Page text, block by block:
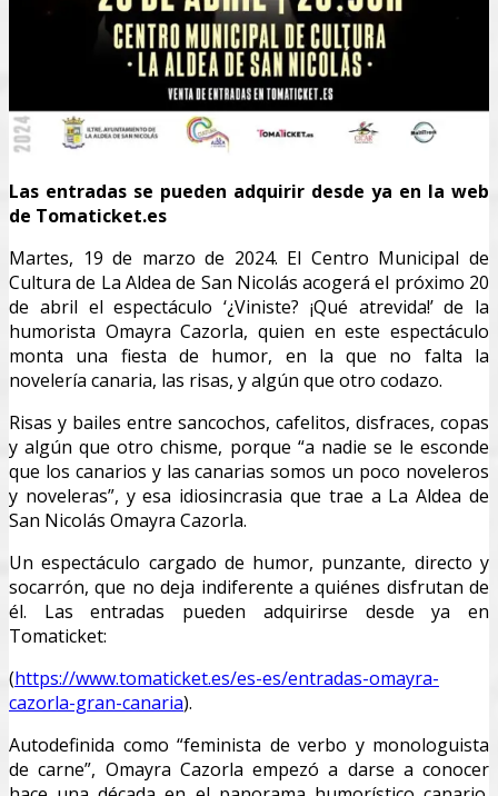
Las entradas se pueden adquirir desde ya en la web
de Tomaticket.es
Martes, 19 de marzo de 2024. El Centro Municipal de
Cultura de La Aldea de San Nicolás acogerá el próximo 20
de abril el espectáculo ‘¿Viniste? ¡Qué atrevida!’ de la
humorista Omayra Cazorla, quien en este espectáculo
monta una fiesta de humor, en la que no falta la
novelería canaria, las risas, y algún que otro codazo.
Risas y bailes entre sancochos, cafelitos, disfraces, copas
y algún que otro chisme, porque “a nadie se le esconde
que los canarios y las canarias somos un poco noveleros
y noveleras”, y esa idiosincrasia que trae a La Aldea de
San Nicolás Omayra Cazorla.
Un espectáculo cargado de humor, punzante, directo y
socarrón, que no deja indiferente a quiénes disfrutan de
él. Las entradas pueden adquirirse desde ya en
Tomaticket:
(https://www.tomaticket.es/es-es/entradas-omayra-
cazorla-gran-canaria).
Autodefinida como “feminista de verbo y monologuista
de carne”, Omayra Cazorla empezó a darse a conocer